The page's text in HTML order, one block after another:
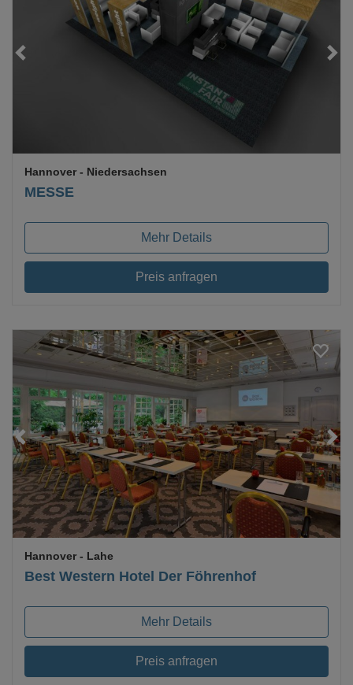
MESSE
Hannover - Niedersachsen
Mehr Details
Preis anfragen
Loading...
Best Western Hotel Der Föhrenhof
Hannover - Lahe
Mehr Details
Preis anfragen